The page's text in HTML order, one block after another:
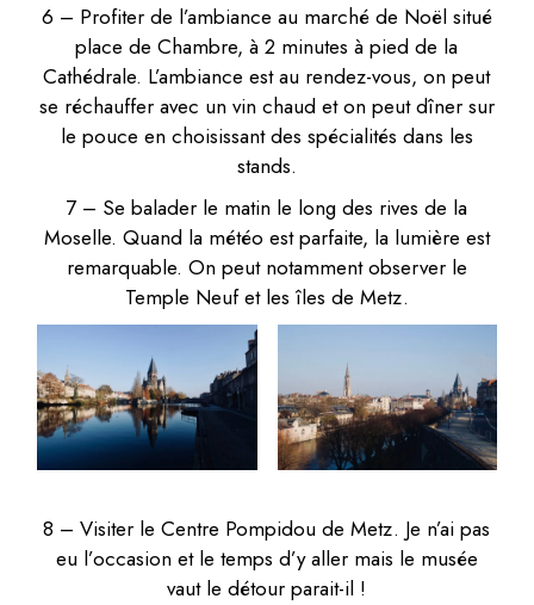
6 – Profiter de l’ambiance au marché de Noël situé
place de Chambre, à 2 minutes à pied de la
Cathédrale. L’ambiance est au rendez-vous, on peut
se réchauffer avec un vin chaud et on peut dîner sur
le pouce en choisissant des spécialités dans les
stands.
7 – Se balader le matin le long des rives de la
Moselle. Quand la météo est parfaite, la lumière est
remarquable. On peut notamment observer le
Temple Neuf et les îles de Metz.
8 – Visiter le Centre Pompidou de Metz. Je n’ai pas
eu l’occasion et le temps d’y aller mais le musée
vaut le détour parait-il !